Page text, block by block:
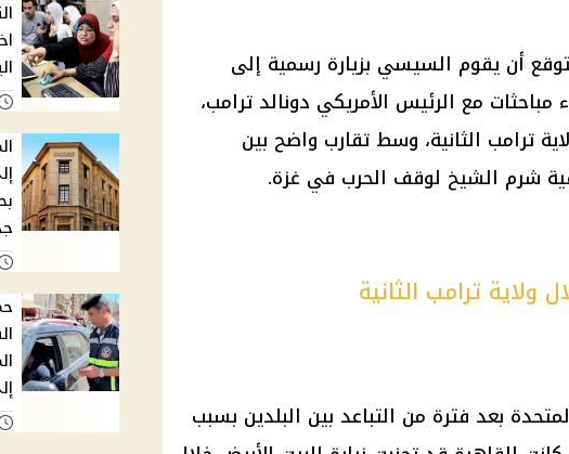
أن يقوم السيسي بزيارة رسمية إلى
مع الرئيس الأمريكي دونالد ترامب،
ترامب الثانية، وسط تقارب واضح بين
شرم الشيخ لوقف الحرب في غزة.
ترامب الثانية
بعد فترة من التباعد بين البلدين بسبب
اليوم